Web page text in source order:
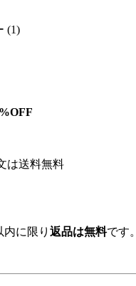
(1)
は送料無料
内に限り 返品は無料です。